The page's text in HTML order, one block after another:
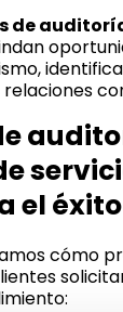
de
el éxito
cómo